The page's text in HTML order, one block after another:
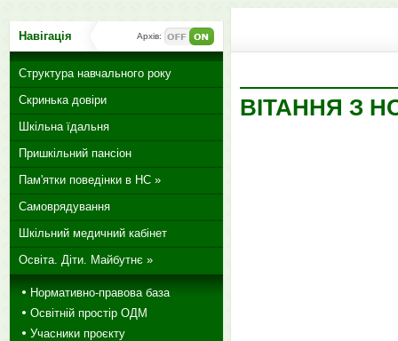
ВІТАННЯ З
Навігація Архів:
Структура навчального року
Скринька довіри
Шкільна їдальня
Пришкільний пансіон
Пам'ятки поведінки в НС »
Самоврядування
Шкільний медичний кабінет
Освіта. Діти. Майбутнє »
Нормативно-правова база
Освітній простір ОДМ
Учасники проєкту